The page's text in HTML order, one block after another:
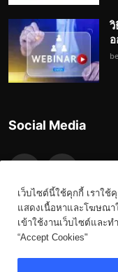
วิ
Social Media
เว็บไซต์นี้ใช้คุกกี้ เราใช้
แสดงเนื้อหาและโฆษณา
เข้าใช้งานเว็บไซต์และ
“Accept Cookies"